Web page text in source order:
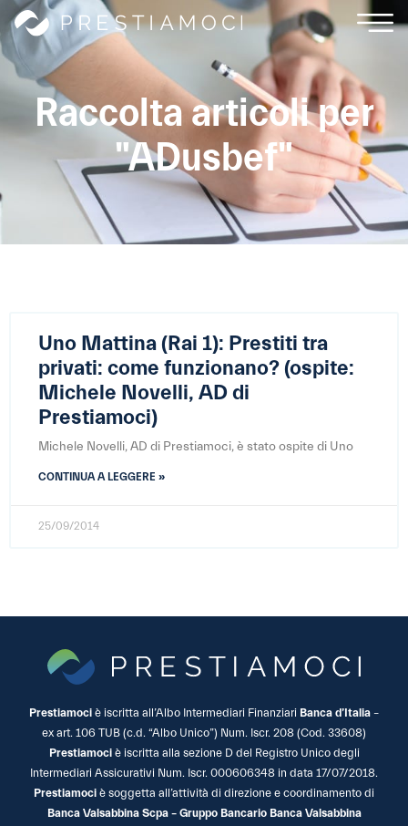
Raccolta articoli per
"ADusbef"
Uno Mattina (Rai 1): Prestiti tra
privati: come funzionano? (ospite:
Michele Novelli, AD di
Prestiamoci)
Michele Novelli, AD di Prestiamoci, è stato ospite di Uno
CONTINUA A LEGGERE »
25/09/2014
Prestiamoci è iscritta all’Albo Intermediari Finanziari Banca d’Italia –
ex art. 106 TUB (c.d. “Albo Unico”) Num. Iscr. 208 (Cod. 33608)
Prestiamociè iscritta alla sezione D del Registro Unico degli
Intermediari Assicurativi Num. Iscr. 000606348 in data 17/07/2018.
Prestiamoci è soggetta all’attività di direzione e coordinamento di
Banca Valsabbina Scpa – Gruppo Bancario Banca Valsabbina